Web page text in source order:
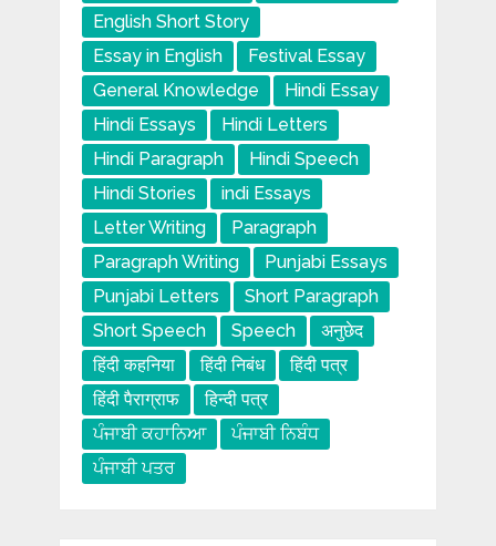
English Short Story
Essay in English
Festival Essay
General Knowledge
Hindi Essay
Hindi Essays
Hindi Letters
Hindi Paragraph
Hindi Speech
Hindi Stories
indi Essays
Letter Writing
Paragraph
Paragraph Writing
Punjabi Essays
Punjabi Letters
Short Paragraph
Short Speech
Speech
अनुछेद
हिंदी कहनिया
हिंदी निबंध
हिंदी पत्र
हिंदी पैराग्राफ
हिन्दी पत्र
ਪੰਜਾਬੀ ਕਹਾਨਿਆ
ਪੰਜਾਬੀ ਨਿਬੰਧ
ਪੰਜਾਬੀ ਪਤਰ